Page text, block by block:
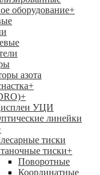
оборудование+
азота
+
+
УЦИ
линейки
тиски
тиски+
Поворотные
Координатные